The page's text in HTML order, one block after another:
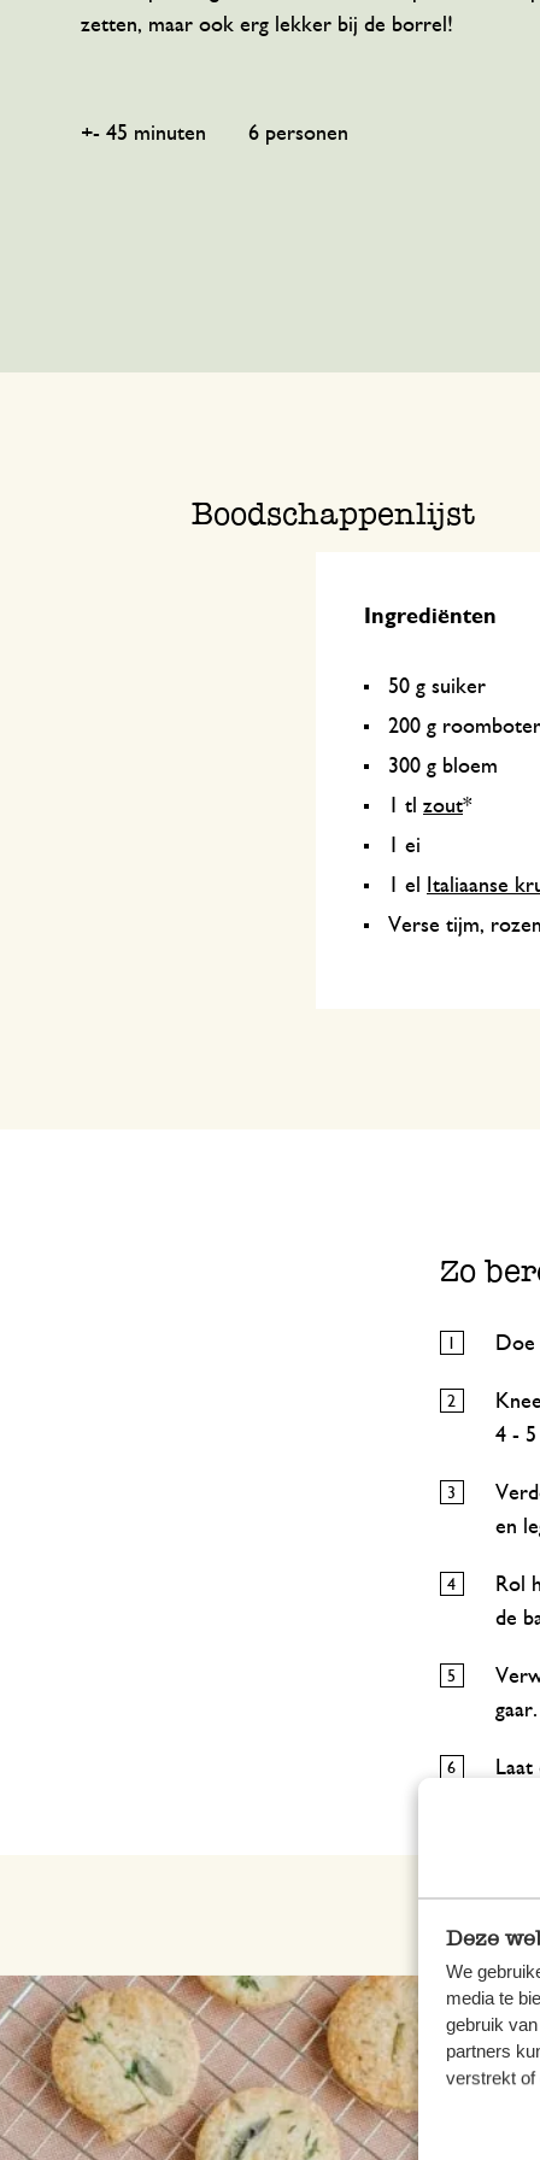
Deze
We
media te
gebruik
partners
verstrekt of
zetten, maar ook erg lekker bij de borrel!
+- 45 minuten 6 personen
Boodschappenlijst
Ingrediënten
50 g suiker
200 g roomboter
300 g bloem
1 tl zout*
1 ei
1 el
Italiaanse
Verse tijm,
Zo
Doe
4 - 5
en
Rol
de
gaar.